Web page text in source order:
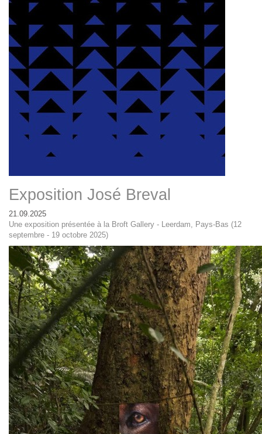
Exposition José Breval
21.09.2025
Une exposition présentée à la Broft Gallery - Leerdam, Pays-Bas (12
septembre - 19 octobre 2025)